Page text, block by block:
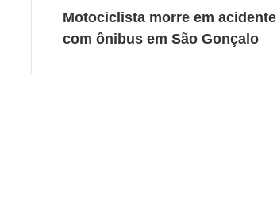
Motociclista morre em acidente
com ônibus em São Gonçalo